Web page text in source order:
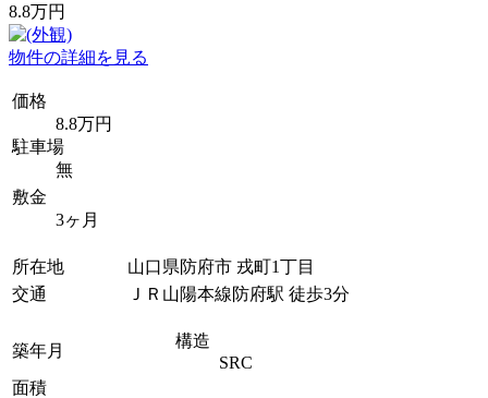
8.8万円
物件の詳細を見る
価格
8.8万円
駐車場
無
敷金
3ヶ月
所在地
山口県防府市 戎町1丁目
交通
ＪＲ山陽本線防府駅 徒歩3分
築年月
構造
SRC
面積